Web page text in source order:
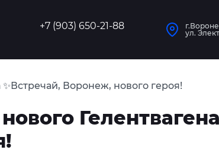
+7 (903) 650-21-88
ул.
Воронеж, нового героя!
Гелентвагена